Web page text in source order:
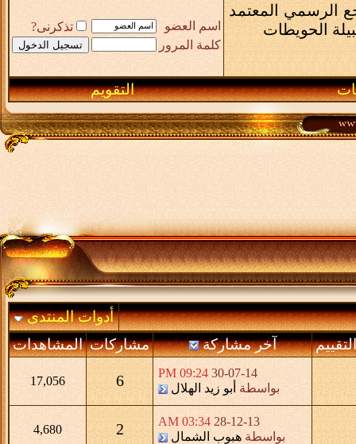
الرسمي المعتمد
الحويطات
اسم العضو
تذكرنى?
كلمة المرور
التقويم
أدوات المنتدى
التقييم
آخر مشاركة مشاركات المشاهدات
30-07-14
09:24 PM
بواسطة أبو زيد الهلال 6
17,056
28-12-13
03:34 AM
بواسطة هبوب الشمال 2
4,680